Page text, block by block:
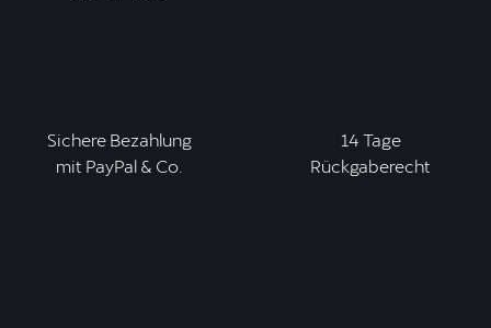
Sichere Bezahlung
mit PayPal & Co.
14 Tage
Rückgaberecht